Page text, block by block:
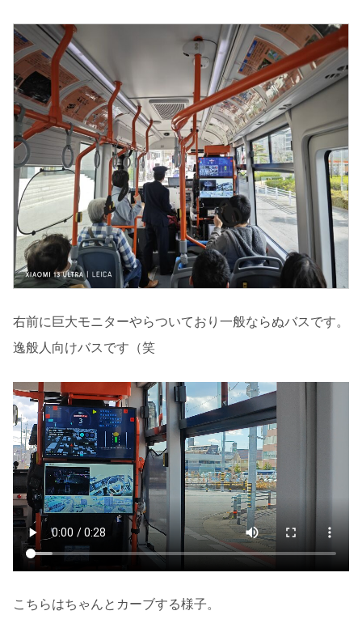
右前に巨大モニターやらついており一般ならぬバスです。
逸般人向けバスです（笑
こちらはちゃんとカーブする様子。